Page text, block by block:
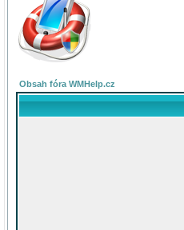
Obsah fóra WMHelp.cz